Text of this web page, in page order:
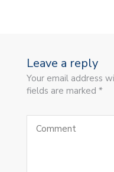
Leave a reply
Your email address
fields are marked *